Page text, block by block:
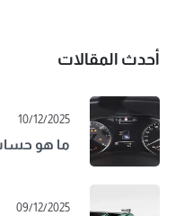
أحدث المقالات
10/12/2025
ما هو
09/12/2025